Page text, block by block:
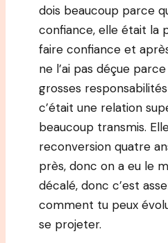
dois beaucoup parce
confiance, elle était la
faire confiance et
ne l’ai pas déçue
grosses
c’était une relation
beaucoup transmis.
reconversion quatre
près, donc on a eu le
décalé, donc c’est
comment tu peux
se projeter.